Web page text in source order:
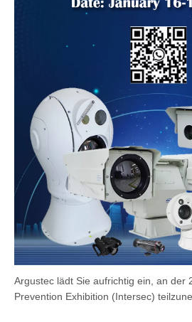
Argustec lädt Sie aufrichtig ein, an der
Prevention Exhibition (Intersec)